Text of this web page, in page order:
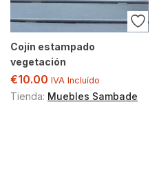
Cojín estampado
vegetación
€10.00 IVA Incluído
Tienda: Muebles Sambade